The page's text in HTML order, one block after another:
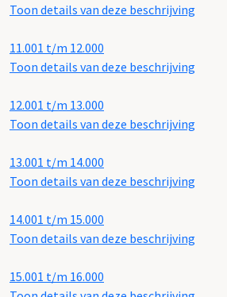
Toon details van deze beschrijving
11.001 t/m 12.000
Toon details van deze beschrijving
12.001 t/m 13.000
Toon details van deze beschrijving
13.001 t/m 14.000
Toon details van deze beschrijving
14.001 t/m 15.000
Toon details van deze beschrijving
15.001 t/m 16.000